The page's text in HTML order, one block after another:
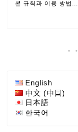
본 규칙과 이용 방법...
English
中文 (中国)
日本語
한국어